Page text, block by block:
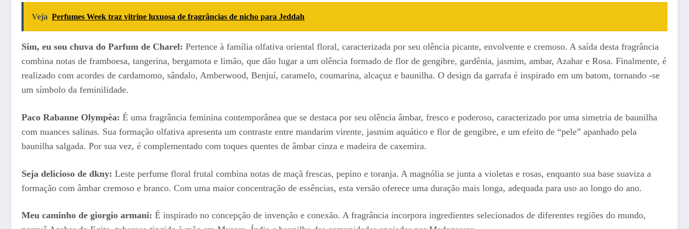
Veja Perfumes Week traz vitrine luxuosa de fragrâncias de nicho para Jeddah
Sim, eu sou chuva do Parfum de Charel: Pertence à família olfativa oriental floral, caracterizada por seu olência picante, envolvente e cremoso. A saída desta fragrância
combina notas de framboesa, tangerina, bergamota e limão, que dão lugar a um olência formado de flor de gengibre, gardênia, jasmim, ambar, Azahar e Rosa. Finalmente, é
realizado com acordes de cardamomo, sândalo, Amberwood, Benjuí, caramelo, coumarina, alcaçuz e baunilha. O design da garrafa é inspirado em um batom, tornando -se
um símbolo da feminilidade.
Paco Rabanne Olympèa: É uma fragrância feminina contemporânea que se destaca por seu olência âmbar, fresco e poderoso, caracterizado por uma simetria de baunilha
com nuances salinas. Sua formação olfativa apresenta um contraste entre mandarim virente, jasmim aquático e flor de gengibre, e um efeito de “pele” apanhado pela
baunilha salgada. Por sua vez, é complementado com toques quentes de âmbar cinza e madeira de caxemira.
Seja delicioso de dkny: Leste perfume floral frutal combina notas de maçã frescas, pepino e toranja. A magnólia se junta a violetas e rosas, enquanto sua base suaviza a
formação com âmbar cremoso e branco. Com uma maior concentração de essências, esta versão oferece uma duração mais longa, adequada para uso ao longo do ano.
Meu caminho de giorgio armani: É inspirado no concepção de invenção e conexão. A fragrância incorpora ingredientes selecionados de diferentes regiões do mundo,